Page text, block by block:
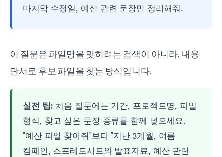
마지막 수정일, 예산 관련 문장만 정리해줘.
이 질문은 파일명을 맞히려는 검색이 아니라, 내용
단서로 후보 파일을 찾는 방식입니다.
실전 팁: 처음 질문에는 기간, 프로젝트명, 파일
형식, 찾고 싶은 문장 종류를 함께 넣으세요.
"예산 파일 찾아줘"보다 "지난 3개월, 여름
캠페인, 스프레드시트와 발표자료, 예산 관련